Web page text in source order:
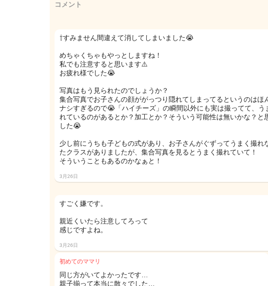
コメント
⇧すみません間違えて消してしまいました😭
めちゃくちゃもやっとしますね！
私でも注意すると思います⚠️
お疲れ様でした😭
写真はもう見られたのでしょうか？
集合写真でお子さんの顔ががっつり隠れてしまってるというのはほ
ナシすぎるので😭「ハイチーズ」の瞬間以外にも実は撮ってて、う
れているのがあるとか？加工とか？そういう可能性は無いかな？と
した😭
少し前にうちも子どもの式があり、お子さんがぐずってうまく撮れ
たクラスがありましたが、集合写真を見るとうまく撮れていて！
そういうこともあるのかなぁと！
3月26日
すごく嫌です。
親近くいたら注意してろって
感じですよね。
3月26日
初めてのママリ
同じ方がいてよかったです…
親子揃って本当に散々でした…